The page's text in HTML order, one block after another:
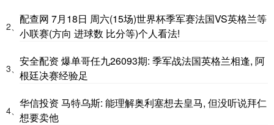
2、
配查网 7月18日 周六(15场)世界杯季军赛法国VS英格兰等
小联赛(方向 进球数 比分等)个人看法!
3、
安全配资 爆单哥任九26093期: 季军战法国英格兰相逢, 阿
根廷决赛经验足
4、
华信投资 马特乌斯: 能理解奥利塞想去皇马, 但没听说拜仁
想要卖他